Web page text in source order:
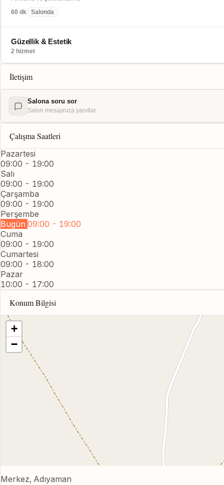
60 dk
Salonda
Güzellik & Estetik
2 hizmet
İletişim
Salona soru sor
Salon mesajınıza yanıtlar
Çalışma Saatleri
Pazartesi
09:00 - 19:00
Salı
09:00 - 19:00
Çarşamba
09:00 - 19:00
Perşembe
Bugün 09:00 - 19:00
Cuma
09:00 - 19:00
Cumartesi
09:00 - 18:00
Pazar
10:00 - 17:00
Konum Bilgisi
+
−
Merkez, Adıyaman